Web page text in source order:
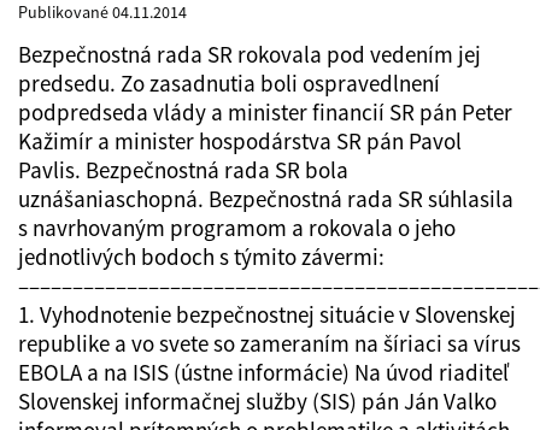
Publikované 04.11.2014
Bezpečnostná rada SR rokovala pod vedením jej
predsedu. Zo zasadnutia boli ospravedlnení
podpredseda vlády a minister financií SR pán Peter
Kažimír a minister hospodárstva SR pán Pavol
Pavlis. Bezpečnostná rada SR bola
uznášaniaschopná. Bezpečnostná rada SR súhlasila
s navrhovaným programom a rokovala o jeho
jednotlivých bodoch s týmito závermi:
1. Vyhodnotenie bezpečnostnej situácie v Slovenskej
republike a vo svete so zameraním na šíriaci sa vírus
EBOLA a na ISIS (ústne informácie) Na úvod riaditeľ
Slovenskej informačnej služby (SIS) pán Ján Valko